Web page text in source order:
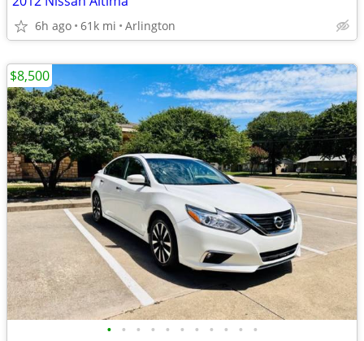
6h ago 61k mi Arlington
• • • • • • • • • • •
$8,500